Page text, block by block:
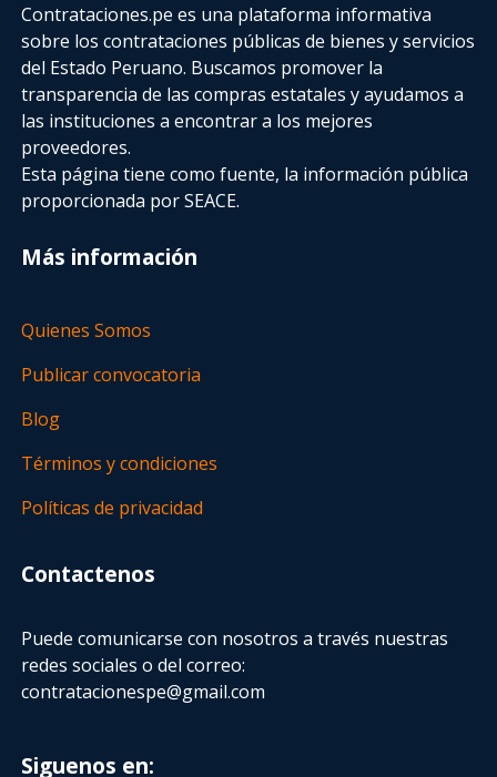
Contrataciones.pe es una plataforma informativa
sobre los contrataciones públicas de bienes y servicios
del Estado Peruano. Buscamos promover la
transparencia de las compras estatalesy ayudamos a
las instituciones a encontrar a los mejores
proveedores.
Esta página tiene como fuente, la información pública
proporcionada por SEACE.
Más información
Quienes Somos
Publicar convocatoria
Blog
Términos y condiciones
Políticas de privacidad
Contactenos
Puede comunicarse con nosotros a través nuestras
redes sociales o del correo:
contratacionespe@gmail.com
Siguenos en: